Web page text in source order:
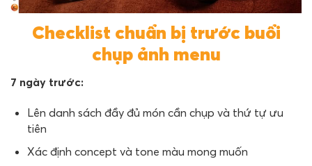
Checklist chuẩn bị trước buổi
chụp ảnh menu
7 ngày trước:
Lên danh sách đầy đủ món cần chụp và thứ tự ưu
tiên
Xác định concept và tone màu mong muốn